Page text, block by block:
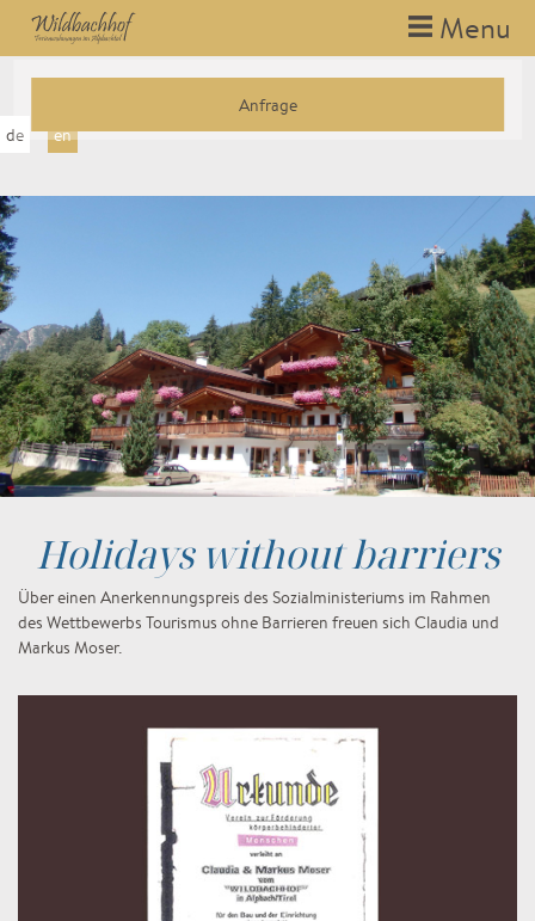
HOLIDAY APARTMENTS
Flats
SUMMER
Excursions
MONOSKI
BARRIER FREE VACATION
CONTACT
Menu
de en
Anfrage
Ich stimme zu, dass meine abgefragten persönlichen
Daten im Formular zum Zweck der Zusendung von
Angeboten des Hotels Römerhof verarbeitet werden.
Genauere Informationen finden Sie in unserer
Datenschutzerklärung.
Holidays without barriers
Über einen Anerkennungspreis des Sozialministeriums im Rahmen
des Wettbewerbs Tourismus ohne Barrieren freuen sich Claudia und
Markus Moser.